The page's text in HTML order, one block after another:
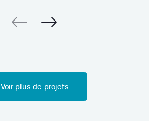
Voir plus de projets